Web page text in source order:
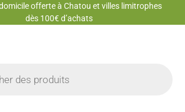
offerte à Chatou et villes limitrophes
dès 100€ d’achats